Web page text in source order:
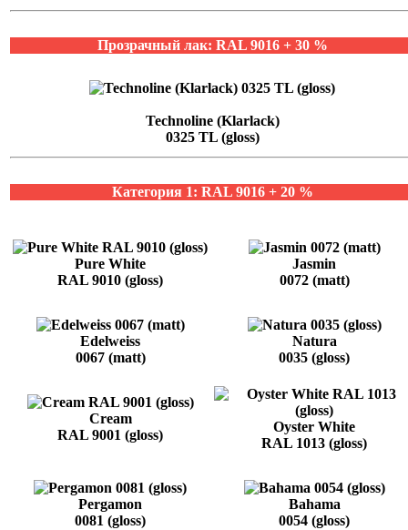
Прозрачный лак: RAL 9016 + 30 %
Technoline (Klarlack)
0325 TL (gloss)
Категория 1: RAL 9016 + 20 %
Pure White
RAL 9010 (gloss)
Jasmin
0072 (matt)
Edelweiss
0067 (matt)
Natura
0035 (gloss)
Cream
RAL 9001 (gloss)
Oyster White
RAL 1013 (gloss)
Pergamon
0081 (gloss)
Bahama
0054 (gloss)